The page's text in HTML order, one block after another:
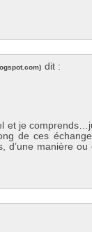
) dit :
et je
de ces
d’une manière ou